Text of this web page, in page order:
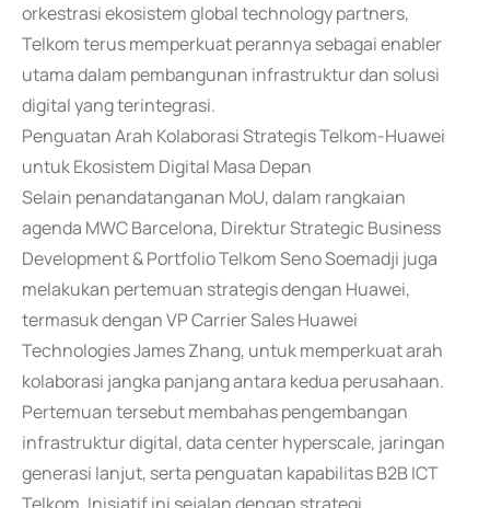
orkestrasi ekosistem global technology partners,
Telkom terus memperkuat perannya sebagai enabler
utama dalam pembangunan infrastruktur dan solusi
digital yang terintegrasi.
Penguatan Arah Kolaborasi Strategis Telkom-Huawei
untuk Ekosistem Digital Masa Depan
Selain penandatanganan MoU, dalam rangkaian
agenda MWC Barcelona, Direktur Strategic Business
Development & Portfolio Telkom Seno Soemadji juga
melakukan pertemuan strategis dengan Huawei,
termasuk dengan VP Carrier Sales Huawei
Technologies James Zhang, untuk memperkuat arah
kolaborasi jangka panjang antara kedua perusahaan.
Pertemuan tersebut membahas pengembangan
infrastruktur digital, data center hyperscale, jaringan
generasi lanjut, serta penguatan kapabilitas B2B ICT